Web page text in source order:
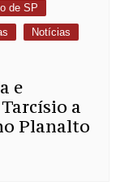
de SP
Notícias
e
a
Planalto